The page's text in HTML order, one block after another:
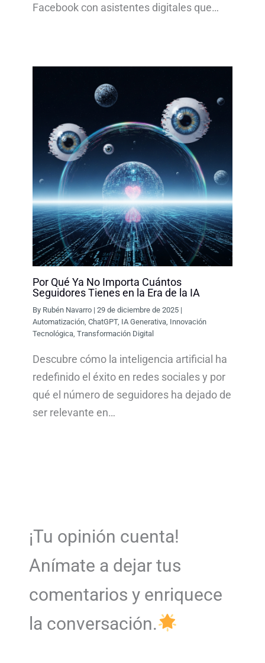
Facebook con asistentes digitales que…
Por Qué Ya No Importa Cuántos
Seguidores Tienes en la Era de la IA
By Rubén Navarro |29 de diciembre de 2025 |
Automatización,ChatGPT, IA Generativa, Innovación
Tecnológica,Transformación Digital
Descubre cómo la inteligencia artificial ha
redefinido el éxito en redes sociales y por
qué el número de seguidores ha dejado de
ser relevante en…
¡Tu opinión cuenta!
Anímate a dejar tus
comentarios y enriquece
la conversación.